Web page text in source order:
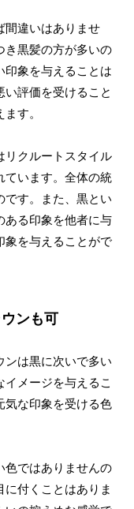
間違いはありませ
き黒髪の方が多いの
印象を与えることは
評価を受けること
す。
リクルートスタイル
ています。全体の統
です。また、黒とい
ある印象を他者に与
象を与えることがで
ンも可
ンは黒に次いで多い
メージを与えるこ
気な印象を受ける色
色ではありませんの
付くことはありま